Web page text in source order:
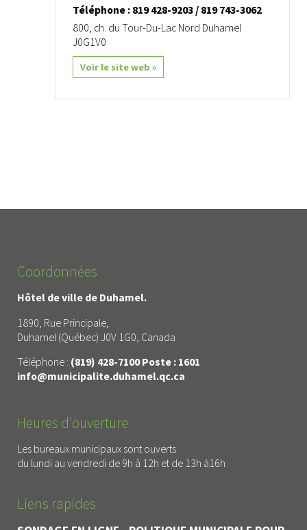
Téléphone : 819 428-9203 / 819 743-3062
800, ch. du Tour-Du-Lac Nord Duhamel
J0G1V0
Voir le site web »
Coordonnées
Hôtel de ville de Duhamel.
1890, Rue Principale,
Duhamel (Québec) J0V 1G0, Canada
Téléphone : (819) 428-7100 Poste : 1601
info@municipalite.duhamel.qc.ca
Heures d'ouverture
Les bureaux municipaux sont ouverts
du lundi au vendredi de 9h à 12h et de 13h à16h
Liens rapides